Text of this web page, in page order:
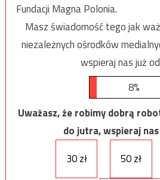
Fundacji Magna Polonia.
Masz świadomość tego jak
niezależnych ośrodków
wspieraj nas już
8%
Uważasz, że robimy dobrą
do jutra, wspieraj
30 zł
50 zł